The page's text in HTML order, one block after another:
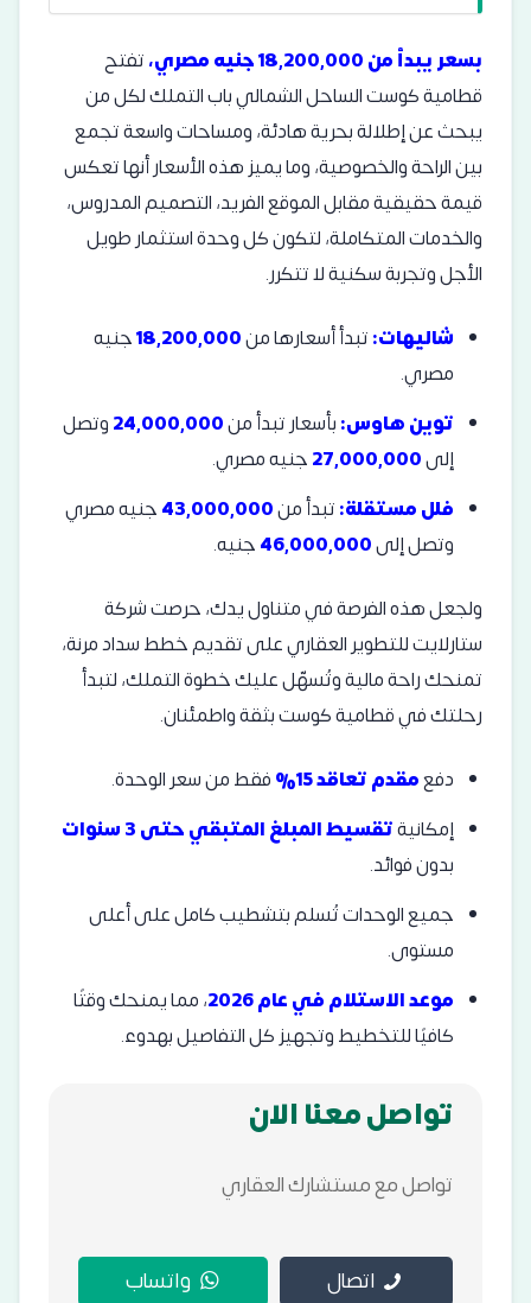
بسعر يبدأ من 18,200,000 جنيه مصري،
تفتح
قطامية كوست الساحل الشمالي باب التملك لكل من
يبحث عن إطلالة بحرية هادئة، ومساحات واسعة تجمع
بين الراحة والخصوصية، وما يميز هذه الأسعار أنها تعكس
قيمة حقيقية مقابل الموقع الفريد، التصميم المدروس،
والخدمات المتكاملة، لتكون كل وحدة استثمار طويل
الأجل وتجربة سكنية لا تتكرر.
شاليهات:تبدأ أسعارها من18,200,000جنيه
مصري.
توين هاوس:بأسعار تبدأ من24,000,000وتصل
إلى27,000,000جنيه مصري.
فلل مستقلة:تبدأ من43,000,000جنيه مصري
وتصل إلى46,000,000جنيه.
ولجعل هذه الفرصة في متناول يدك، حرصت شركة
ستارلايت للتطوير العقاري على تقديم خطط سداد مرنة،
تمنحك راحة مالية وتُسهّل عليك خطوة التملك، لتبدأ
رحلتك في قطامية كوست بثقة واطمئنان.
دفعمقدم تعاقد 15%
فقط من سعر الوحدة.
إمكانيةتقسيط المبلغ المتبقي حتى 3 سنوات
بدون فوائد.
جميع الوحدات تُسلم بتشطيب كامل على أعلى
مستوى.
موعد الاستلام في عام 2026
، مما يمنحك وقتًا
كافيًا للتخطيط وتجهيز كل التفاصيل بهدوء.
تواصل معنا الان
تواصل مع مستشارك العقاري
اتصال واتساب